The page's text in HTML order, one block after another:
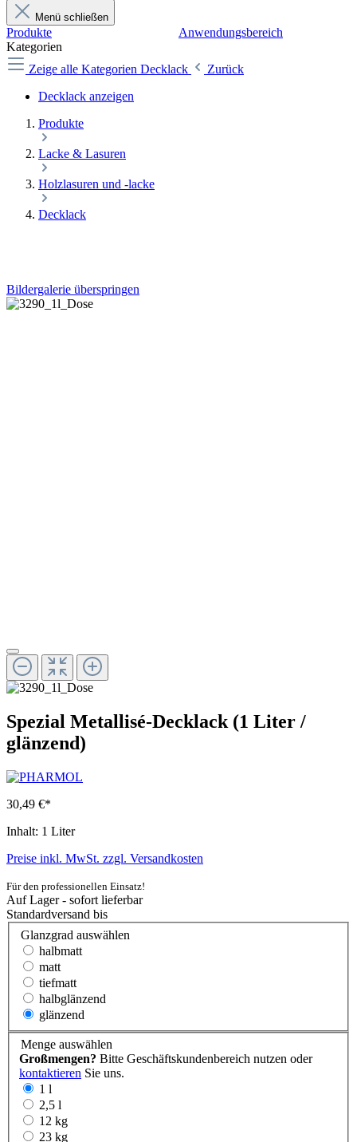
Menü schließen
Produkte
Anwendungsbereich
Kategorien
Zeige alle Kategorien Decklack
Zurück
Decklack anzeigen
Produkte
Lacke & Lasuren
Holzlasuren und -lacke
Decklack
Bildergalerie überspringen
Spezial Metallisé-Decklack (1 Liter /
glänzend)
30,49 €*
Inhalt: 1 Liter
Preise inkl. MwSt. zzgl. Versandkosten
Für den professionellen Einsatz!
Auf Lager - sofort lieferbar
Standardversand bis
Glanzgrad auswählen
halbmatt
matt
tiefmatt
halbglänzend
glänzend
Menge auswählen
Großmengen? Bitte Geschäftskundenbereich nutzen oder
kontaktieren Sie uns.
1 l
2,5 l
12 kg
23 kg